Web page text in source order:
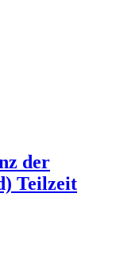
der
Teilzeit